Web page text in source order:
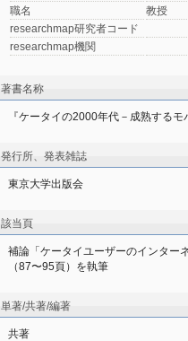
職名
教授
researchmap研究者コード
researchmap機関
著書名称
『ケータイの2000年代－成熟する
発行所、発表雑誌
東京大学出版会
該当頁
補論「ケータイユーザーのインター
（87〜95頁）を執筆
単著/共著/編著
共著